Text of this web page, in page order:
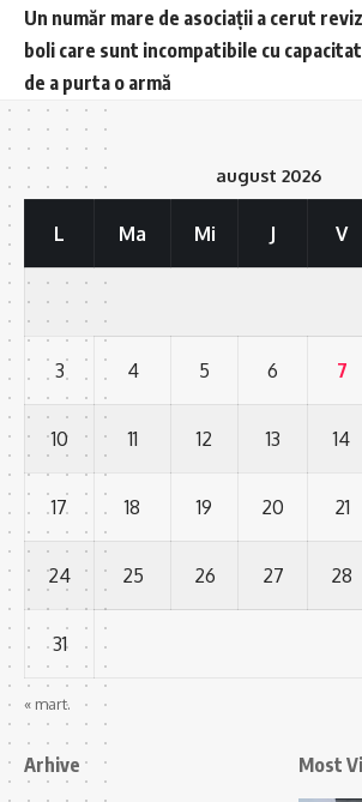
Un număr mare de asociații a cerut
boli care sunt incompatibile cu
de a purta o armă
august 2026
L Ma Mi J V
3 4 5 6 7
10 11 12 13 14
17 18 19 20 21
24 25 26 27 28
31
« mart.
Arhive Most